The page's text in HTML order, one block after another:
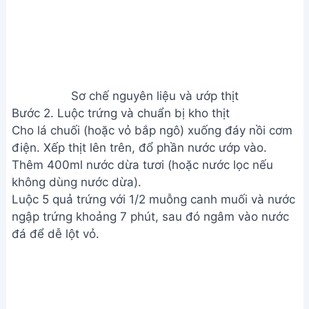
Luộc trứng và chuẩn bị kho thịt
Bước 3. Kho thịt và trứng